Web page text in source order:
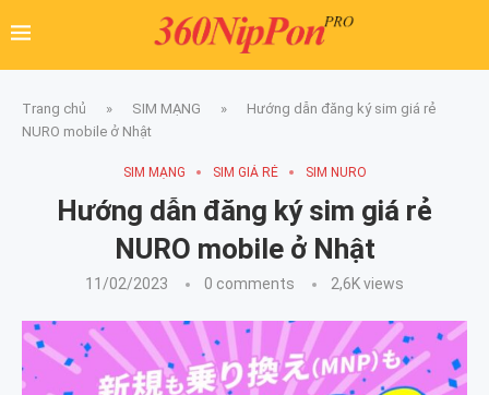
Trang chủ » SIM MẠNG »
Hướng dẫn đăng ký sim giá rẻ
NURO mobile ở Nhật
SIM MẠNG SIM GIÁ RẺ SIM NURO
Hướng dẫn đăng ký sim giá rẻ
NURO mobile ở Nhật
11/02/2023 0 comments 2,6Kviews